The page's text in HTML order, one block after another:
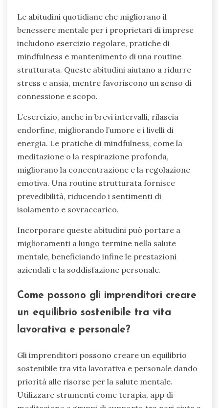
mentale?
Gli imprenditori possono migliorare la loro
salute mentale implementando routine
strutturate, cercando supporto professionale e
costruendo una rete di supporto. L’esercizio
definizione di confini giocano anche ruoli cruciali
nella gestione di stress e ansia.
1. Stabilire una routine quotidiana per creare
struttura.
2. Impegnarsi in attività fisiche per migliorare
l’umore.
3. Praticare mindfulness o meditazione per
ridurre l’ansia.
orientamenti professionali.
5. Costruire una rete di colleghi imprenditori per
supporto.
6. Stabilire confini chiari per mantenere
Quali abitudini quotidiane possono
migliorare il benessere mentale per i
Le abitudini quotidiane che migliorano il
benessere mentale per i proprietari di imprese
includono esercizio regolare, pratiche di